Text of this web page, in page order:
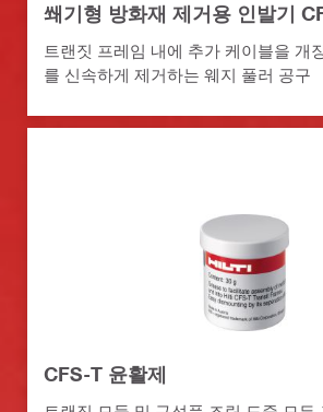
쐐기형 방화재 제거용 인발기
트랜짓 프레임 내에 추가 케이블을 개
를 신속하게 제거하는 웨지 풀러 공구
CFS-T 윤활제